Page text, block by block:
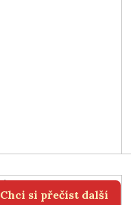
Chci si přečíst další